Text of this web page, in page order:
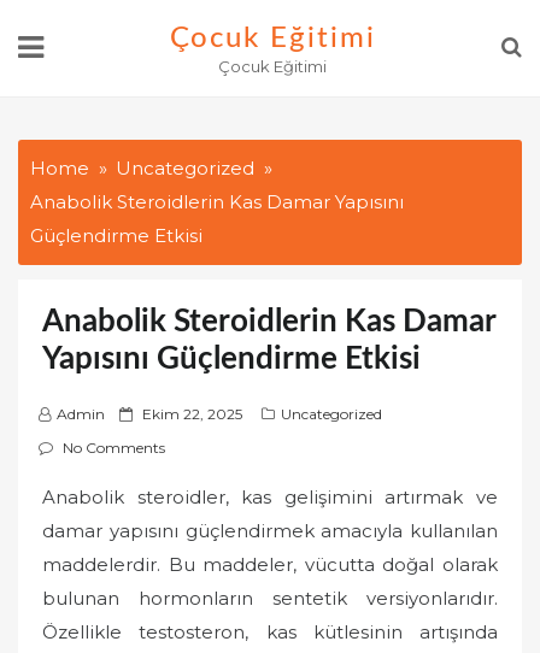
Çocuk Eğitimi
Çocuk Eğitimi
Home
Uncategorized
Anabolik Steroidlerin Kas Damar Yapısını
Güçlendirme Etkisi
Anabolik Steroidlerin Kas Damar
Yapısını Güçlendirme Etkisi
Admin
P
o
e
d
Ekim 22, 2025
Uncategorized
No Comments
Anabolik steroidler, kas gelişimini artırmak ve
damar yapısını güçlendirmek amacıyla kullanılan
maddelerdir. Bu maddeler, vücutta doğal olarak
bulunan hormonların sentetik versiyonlarıdır.
Özellikle testosteron, kas kütlesinin artışında